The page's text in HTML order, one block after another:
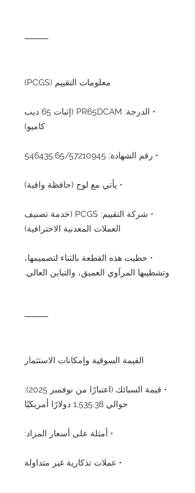
⸻
معلومات التقييم (PCGS)
• الدرجة: PR65DCAM (إثبات 65 ديب
كاميو)
• رقم الشهادة: 546435.65/57210945
• يأتي مع لوح (حافظة واقية)
• شركة التقييم: PCGS (خدمة تصنيف
العملات المعدنية الاحترافية)
• حظيت هذه القطعة بالثناء لتصميمها،
وتشطيبها المرآوي العميق، والتباين العالي.
⸻
القيمة السوقية وإمكانات الاستثمار
• قيمة السبائك (اعتبارًا من نوفمبر 2025):
حوالي 1,535.38 دولارًا أمريكيًا
• أمثلة على أسعار المزاد:
• عملات تذكارية غير متداولة